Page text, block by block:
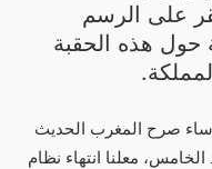
على الرسم
هذه الحقبة
صرح المغرب الحديث
معلنا انتهاء نظام